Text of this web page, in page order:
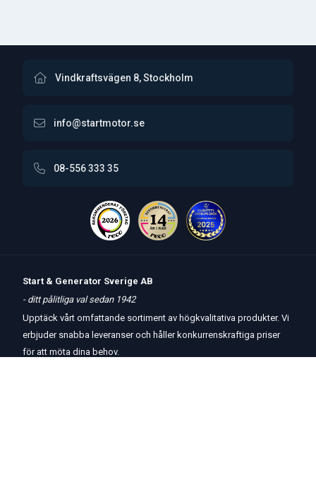
Vindkraftsvägen 8, Stockholm
info@startmotor.se
08-556 333 35
Start & Generator Sverige AB
- ditt pålitliga val sedan 1942
Upptäck vårt omfattande sortiment av högkvalitativa produkter. Vi
erbjuder snabba leveranser och håller konkurrenskraftiga priser
för att möta dina behov.